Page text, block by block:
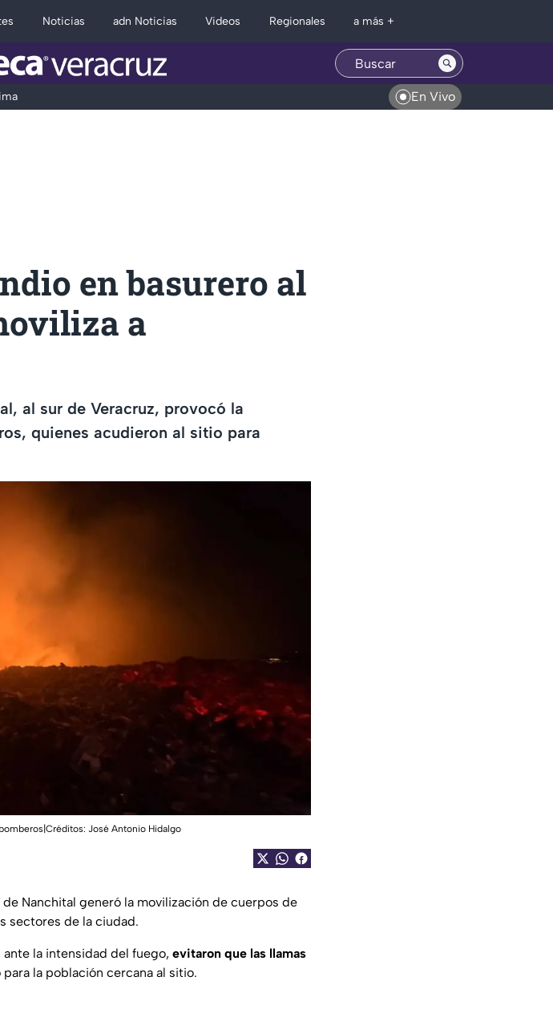
Noticias adn Noticias Videos Regionales a más +
En Vivo
en basurero al
a
al sur de Veracruz, provocó la
quienes acudieron al sitio para
José Antonio Hidalgo
Nanchital generó la movilización de cuerpos de
sectores de la ciudad.
la intensidad del fuego, evitaron que las llamas
para la población cercana al sitio.